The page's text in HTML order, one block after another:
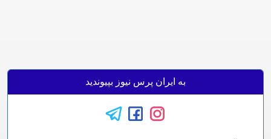
به ایران پرس نیوز بپیوندید